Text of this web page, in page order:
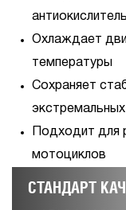
Охлаждает
температуры
Сохраняет
экстремальных
Подходит для
мотоциклов
СТАНДАРТ